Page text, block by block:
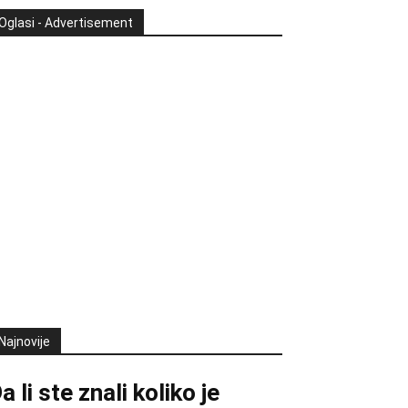
- Advertisement
li ste znali koliko je